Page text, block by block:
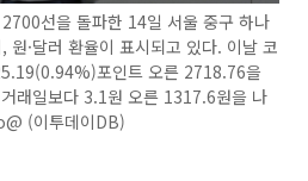
선을 돌파한 14일 서울 중구 하나
원·달러 환율이 표시되고 있다. 이날 코
포인트 오른 2718.76을
래일보다 3.1원 오른 1317.6원을 나
(이투데이DB)